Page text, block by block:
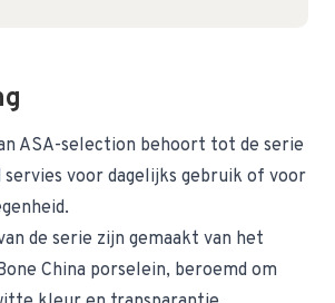
ASA-selection behoort tot de serie
servies voor dagelijks gebruik of voor
de serie zijn gemaakt van het
China porselein, beroemd om